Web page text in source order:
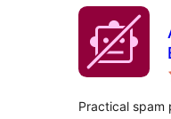
Practical spam